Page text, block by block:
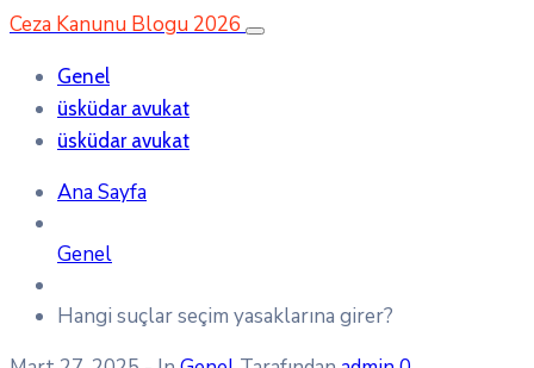
Ceza Kanunu Blogu 2026
Genel
üsküdar avukat
üsküdar avukat
Ana Sayfa
Genel
Hangi suçlar seçim yasaklarına girer?